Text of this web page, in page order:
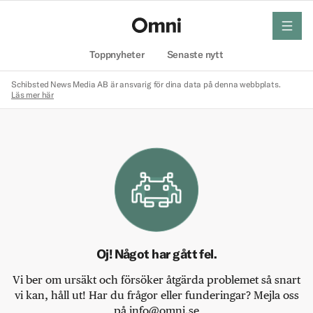
Toppnyheter Senaste nytt
meny
Schibsted News Media AB är ansvarig för dina data på denna webbplats.
Läs mer här
Oj! Något har gått fel.
Vi ber om ursäkt och försöker åtgärda problemet så snart
vi kan, håll ut! Har du frågor eller funderingar? Mejla oss